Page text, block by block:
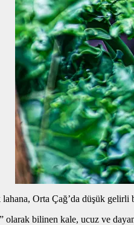
lahana, Orta Çağ’da düşük
olarak bilinen kale, ucuz ve